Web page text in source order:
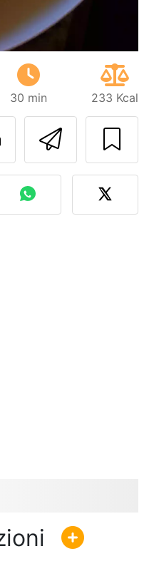
30 min 233 Kcal
Invia
Stampa la
l'autore
di